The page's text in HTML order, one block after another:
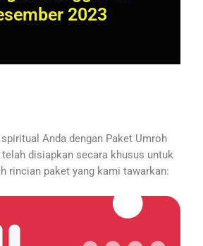
2023
Anda dengan Paket Umroh
disiapkan secara khusus untuk
rincian paket yang kami tawarkan: